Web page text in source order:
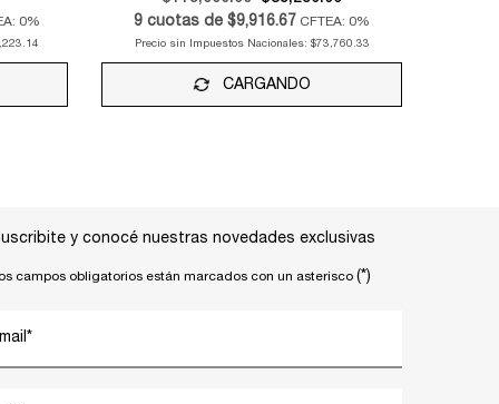
0%
9 cuotas de $9,916.67 CFTEA: 0%
Precio sin Impuestos Nacionales: $73,760.33
CARGANDO
y conocé nuestras novedades exclusivas
campos obligatorios están marcados con un asterisco (*)
*